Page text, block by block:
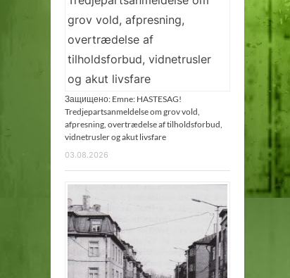
Защищено: Emne: HASTESAG!
Tredjepartsanmeldelse om grov vold,
afpresning, overtrædelse af tilholdsforbud,
vidnetrusler og akut livsfare
03.08.2026